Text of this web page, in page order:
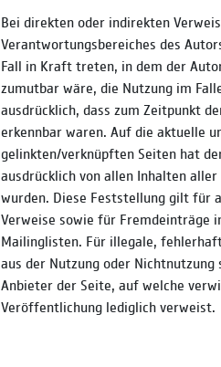
Bei direkten oder indirekten
Verantwortungsbereiches des
Fall in Kraft treten, in dem der
zumutbar wäre, die Nutzung im
ausdrücklich, dass zum Zeitpunkt
erkennbar waren. Auf die aktuelle
gelinkten/verknüpften Seiten hat
ausdrücklich von allen Inhalten
wurden. Diese Feststellung gilt für
Verweise sowie für Fremdeinträge
Mailinglisten. Für illegale,
aus der Nutzung oder
Anbieter der Seite, auf welche
Veröffentlichung lediglich verweist.